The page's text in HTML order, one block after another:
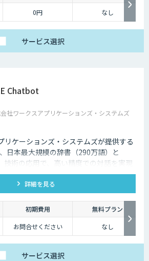
0円 なし
サービス選択
Chatbot
社ワークスアプリケーションズ・システムズ
リケーションズ・システムズが提供する
日本最大規模の辞書（290万語）と
技術の応用で、高い精度での対話を実現
書はノーコードで登録、さらに利用状況
シュボード化されており、自社で簡単に
詳細を見る
初期費用
無料プラン
お問合せください なし
サービス選択